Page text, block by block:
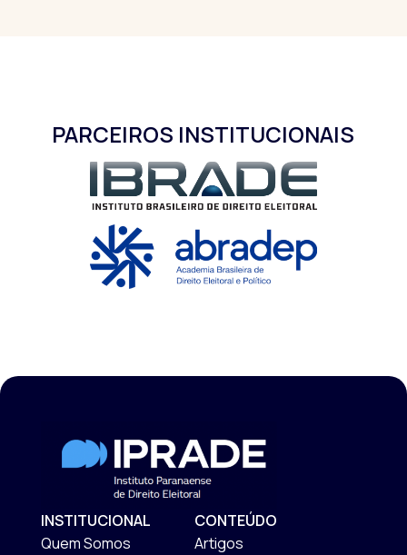
PARCEIROS INSTITUCIONAIS
INSTITUCIONAL
Quem Somos
CONTEÚDO
Artigos